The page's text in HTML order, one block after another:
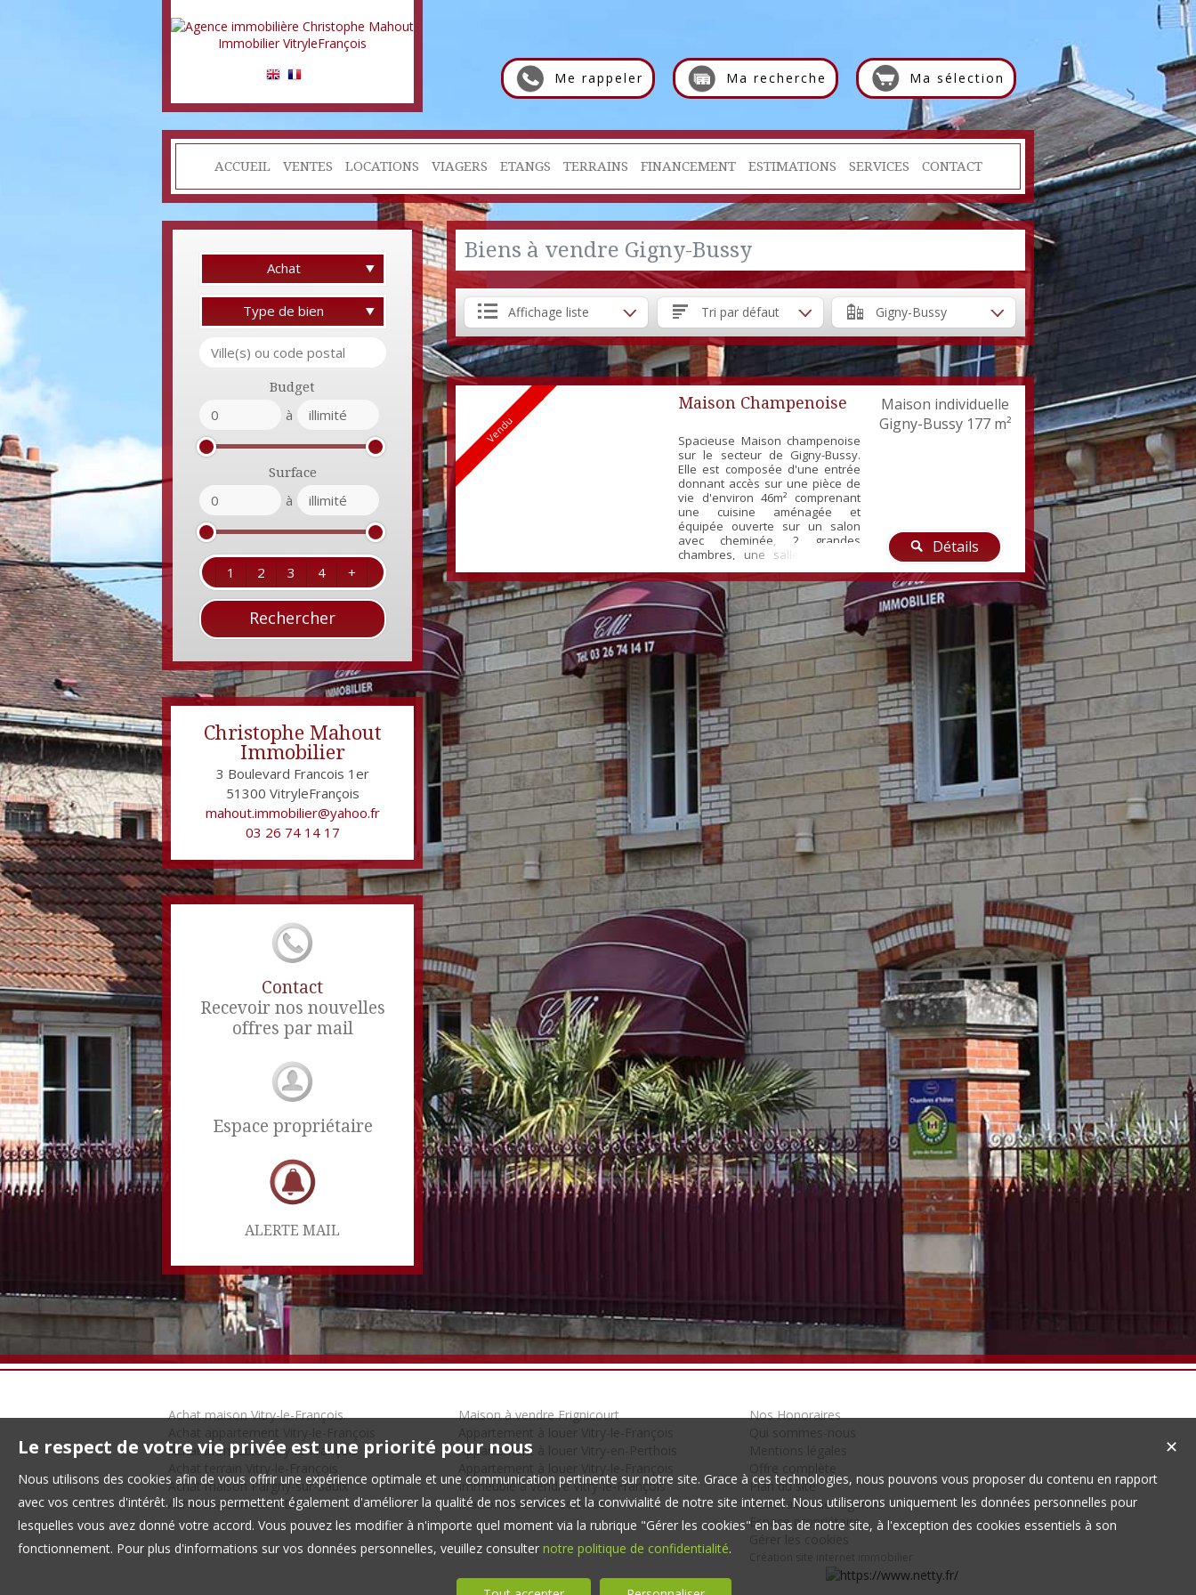
Me rappeler Ma recherche Ma sélection
ACCUEIL VENTES LOCATIONS VIAGERS ETANGS TERRAINS FINANCEMENT ESTIMATIONS SERVICES CONTACT
Achat
Type de bien
Budget
à
Surface
à
1 2 3 4 +
Christophe Mahout
Immobilier
3 Boulevard Francois 1er
51300 VitryleFrançois
mahout.immobilier@yahoo.fr
03 26 74 14 17
Contact
Recevoir nos nouvelles
offres par mail
Espace propriétaire
ALERTE MAIL
Biens à vendre Gigny-Bussy
Affichage liste Tri par défaut Gigny-Bussy
Vendu
Maison Champenoise
Spacieuse Maison champenoise
sur le secteur de Gigny-Bussy.
Elle est composée d'une entrée
donnant accès sur une pièce de
vie d'environ 46m² comprenant
une cuisine aménagée et
équipée ouverte sur un salon
avec cheminée, 2 grandes
chambres, une salle de bains
(Douche + Baignoire) et un wc
séparé. A l'étage un palier
desservant 2 magnifiques
chambres d'environ 20m²
chacune, un bureau et u...
Maison individuelle
Gigny-Bussy 177 m²
Détails
Achat maison Vitry-le-François
Achat immeuble Vitry-le-François
Achat maison Pargny-sur-Saulx
Achat maison Saint-Dizier
Maison à vendre Frignicourt
Appartement à louer Vitry-en-Perthois
Immeuble à vendre Vitry-le-François
Maison à vendre Couvrot
Nos Honoraires
Plan du site
Honoraires de l'agence
Espace propriétaire
✕
Le respect de votre vie privée est une priorité pour nous
Nous utilisons des cookies afin de vous offrir une expérience optimale et une communication pertinente sur notre site. Grace à ces technologies, nous pouvons vous proposer du contenu en rapport
avec vos centres d'intérêt. Ils nous permettent également d'améliorer la qualité de nos services et la convivialité de notre site internet. Nous utiliserons uniquement les données personnelles pour
lesquelles vous avez donné votre accord. Vous pouvez les modifier à n'importe quel moment via la rubrique "Gérer les cookies" en bas de notre site, à l'exception des cookies essentiels à son
fonctionnement. Pour plus d'informations sur vos données personnelles, veuillez consulter notre politique de confidentialité.